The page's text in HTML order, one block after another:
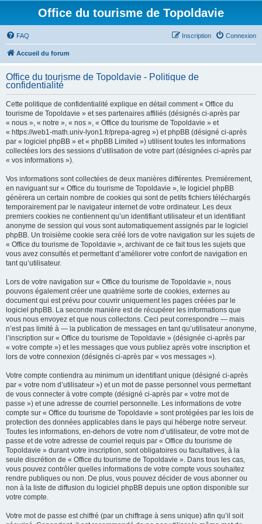
Office du tourisme de Topoldavie
FAQ Connexion
Inscription
Accueil du forum
Office du tourisme de Topoldavie - Politique de
confidentialité
Cette politique de confidentialité explique en détail comment « Office du
tourisme de Topoldavie » et ses partenaires affiliés (désignés ci-après par
« nous », « notre », « nos », « Office du tourisme de Topoldavie » et
« https://web1-math.univ-lyon1.fr/prepa-agreg ») et phpBB (désigné ci-après
par « logiciel phpBB » et « phpBB Limited ») utilisent toutes les informations
collectées lors des sessions d’utilisation de votre part (désignées ci-après par
« vos informations »).
Vos informations sont collectées de deux manières différentes. Premièrement,
en naviguant sur « Office du tourisme de Topoldavie », le logiciel phpBB
génèrera un certain nombre de cookies qui sont de petits fichiers téléchargés
temporairement par le navigateur internet de votre ordinateur. Les deux
premiers cookies ne contiennent qu’un identifiant utilisateur et un identifiant
anonyme de session qui vous sont automatiquement assignés par le logiciel
phpBB. Un troisième cookie sera créé lors de votre navigation sur les sujets de
« Office du tourisme de Topoldavie », archivant de ce fait tous les sujets que
vous avez consultés et permettant d’améliorer votre confort de navigation en
tant qu’utilisateur.
Lors de votre navigation sur « Office du tourisme de Topoldavie », nous
pouvons également créer une quatrième sorte de cookies, externes au
document qui est prévu pour couvrir uniquement les pages créées par le
logiciel phpBB. La seconde manière est de récupérer les informations que
vous nous envoyez et que nous collectons. Ceci peut correspondre — mais
n’est pas limité à — la publication de messages en tant qu’utilisateur anonyme,
l’inscription sur « Office du tourisme de Topoldavie » (désignée ci-après par
« votre compte ») et les messages que vous publiez après votre inscription et
lors de votre connexion (désignés ci-après par « vos messages »).
Votre compte contiendra au minimum un identifiant unique (désigné ci-après
par « votre nom d’utilisateur ») et un mot de passe personnel vous permettant
de vous connecter à votre compte (désigné ci-après par « votre mot de
passe ») et une adresse de courriel personnelle. Les informations de votre
compte sur « Office du tourisme de Topoldavie » sont protégées par les lois de
protection des données applicables dans le pays qui héberge notre serveur.
Toutes les informations, en-dehors de votre nom d’utilisateur, de votre mot de
passe et de votre adresse de courriel requis par « Office du tourisme de
Topoldavie » durant votre inscription, sont obligatoires ou facultatives, à la
seule discrétion de « Office du tourisme de Topoldavie ». Dans tous les cas,
vous pouvez contrôler quelles informations de votre compte vous souhaitez
rendre publiques ou non. De plus, vous pouvez décider de vous abonner ou
non à la liste de diffusion du logiciel phpBB depuis une option disponible sur
votre compte.
Votre mot de passe est chiffré (par un chiffrage à sens unique) afin qu’il soit